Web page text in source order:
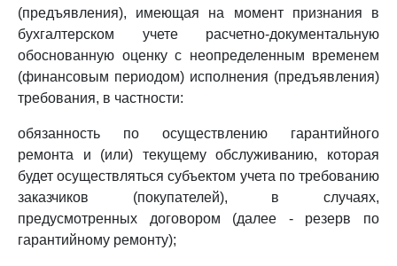
(предъявления), имеющая на момент признания в
бухгалтерском учете расчетно-документальную
обоснованную оценку с неопределенным временем
(финансовым периодом) исполнения (предъявления)
требования, в частности:
обязанность по осуществлению гарантийного
ремонта и (или) текущему обслуживанию, которая
будет осуществляться субъектом учета по требованию
заказчиков (покупателей), в случаях,
предусмотренных договором (далее - резерв по
гарантийному ремонту);